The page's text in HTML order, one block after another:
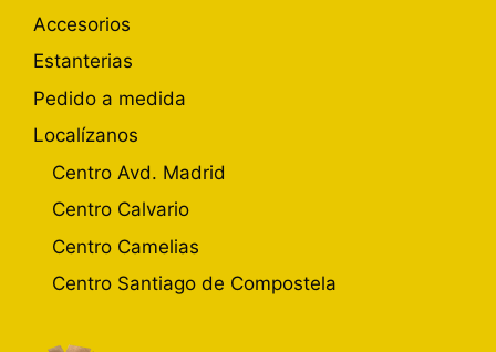
Accesorios
Estanterias
Pedido a medida
Localízanos
Centro Avd. Madrid
Centro Calvario
Centro Camelias
Centro Santiago de Compostela